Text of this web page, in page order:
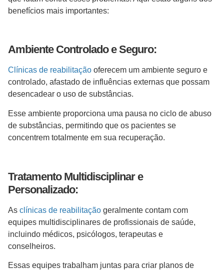
benefícios mais importantes:
Ambiente Controlado e Seguro:
Clínicas de reabilitação oferecem um ambiente seguro e
controlado, afastado de influências externas que possam
desencadear o uso de substâncias.
Esse ambiente proporciona uma pausa no ciclo de abuso
de substâncias, permitindo que os pacientes se
concentrem totalmente em sua recuperação.
Tratamento Multidisciplinar e
Personalizado:
As clínicas de reabilitação geralmente contam com
equipes multidisciplinares de profissionais de saúde,
incluindo médicos, psicólogos, terapeutas e
conselheiros.
Essas equipes trabalham juntas para criar planos de